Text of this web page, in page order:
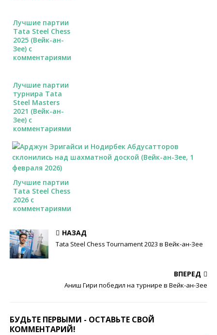
Лучшие партии
Tata Steel Chess
2025 (Вейк-ан-
Зее) с
комментариями
Лучшие партии
турнира Tata
Steel Masters
2021 (Вейк-ан-
Зее) с
комментариями
Лучшие партии
Tata Steel Chess
2026 с
комментариями
НАЗАД
Tata Steel Chess Tournament 2023 в Вейк-ан-Зее
ВПЕРЕД
Аниш Гири победил на турнире в Вейк-ан-Зее
БУДЬТЕ ПЕРВЫМИ - ОСТАВЬТЕ СВОЙ
КОММЕНТАРИЙ!